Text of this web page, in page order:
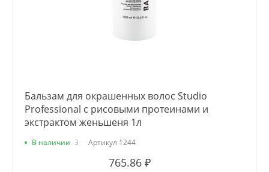
Бальзам для окрашенных волос Studio
Professional с рисовыми протеинами и
экстрактом женьшеня 1л
В наличии 3 Артикул 1244
765.86 ₽